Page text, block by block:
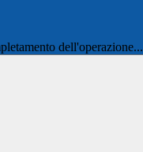
dell'operazione...